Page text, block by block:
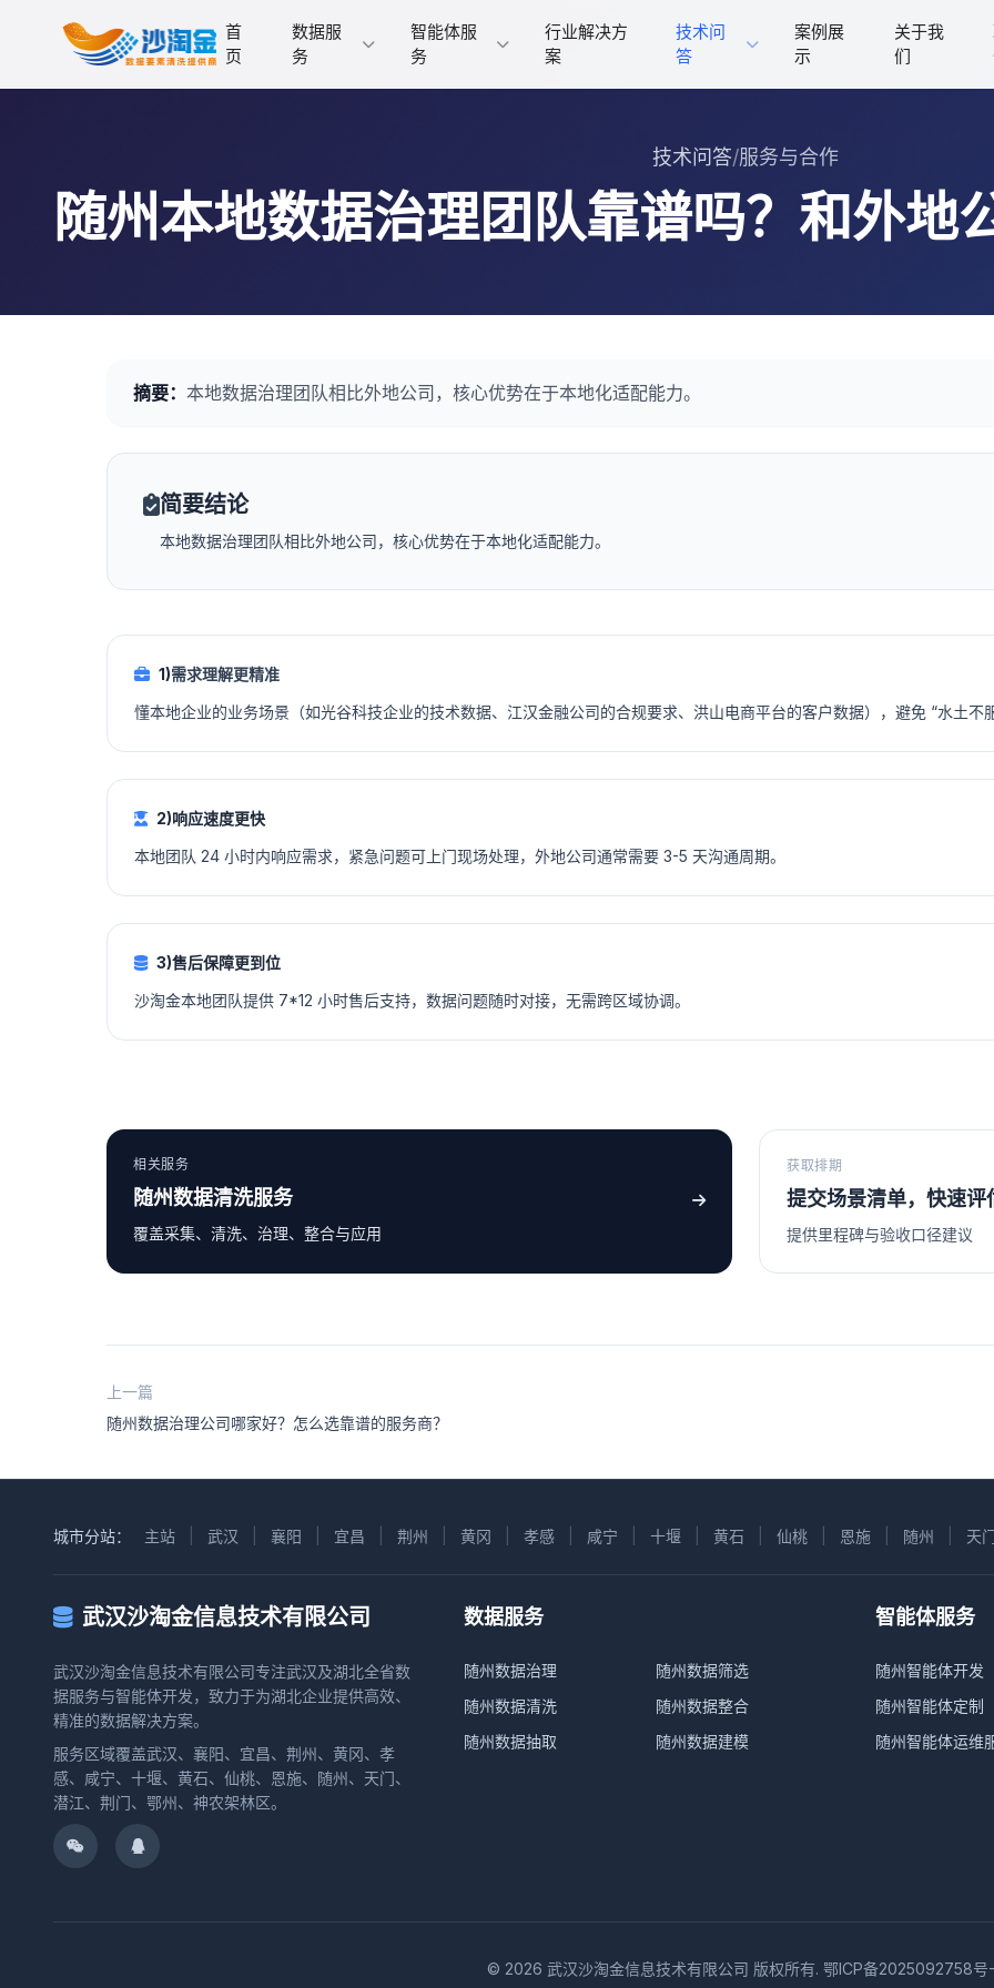
首
页
数据服
务
智能体服
务
行业解决方
案
技术问
答
案例展
示
关于我
们
技术问答/服务与合作
随州本地数据治理团队靠谱吗？和外地
摘要： 本地数据治理团队相比外地公司，核心优势在于本地化适配能力。
简要结论
本地数据治理团队相比外地公司，核心优势在于本地化适配能力。
1)需求理解更精准
懂本地企业的业务场景（如光谷科技企业的技术数据、江汉金融公司的合规要求、洪山电商平台的客户数据），避免 “水土不
2)响应速度更快
本地团队 24 小时内响应需求，紧急问题可上门现场处理，外地公司通常需要 3-5 天沟通周期。
3)售后保障更到位
沙淘金本地团队提供 7*12 小时售后支持，数据问题随时对接，无需跨区域协调。
相关服务
随州数据清洗服务
覆盖采集、清洗、治理、整合与应用
获取排期
提交场景清单，快速评
提供里程碑与验收口径建议
上一篇
随州数据治理公司哪家好？怎么选靠谱的服务商？
城市分站： 主站 武汉 襄阳 宜昌 荆州 黄冈 孝感 咸宁 十堰 黄石 仙桃 恩施 随州 天
武汉沙淘金信息技术有限公司
武汉沙淘金信息技术有限公司专注武汉及湖北全省数
据服务与智能体开发，致力于为湖北企业提供高效、
精准的数据解决方案。
服务区域覆盖武汉、襄阳、宜昌、荆州、黄冈、孝
感、咸宁、十堰、黄石、仙桃、恩施、随州、天门、
潜江、荆门、鄂州、神农架林区。
数据服务
随州数据治理
随州数据筛选
随州数据清洗
随州数据整合
随州数据抽取
随州数据建模
智能体服务
随州智能体开发
随州智能体定制
随州智能体运维
© 2026 武汉沙淘金信息技术有限公司 版权所有. 鄂ICP备2025092758号